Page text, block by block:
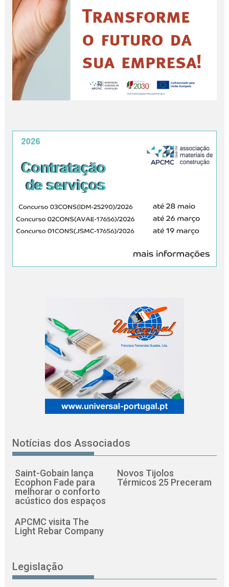
Notícias dos Associados
Saint-Gobain lança
Ecophon Fade para
melhorar o conforto
acústico dos espaços
Novos Tijolos
Térmicos 25 Preceram
APCMC visita The
Light Rebar Company
Legislação